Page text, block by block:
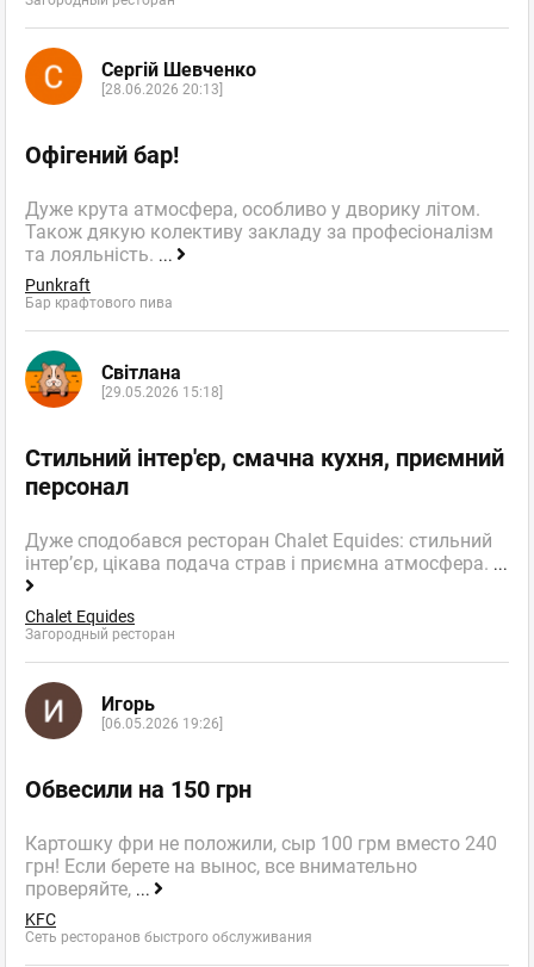
Сергій Шевченко
[28.06.2026 20:13]
Офігений бар!
Дуже крута атмосфера, особливо у дворику літом.
Також дякую колективу закладу за професіоналізм
та лояльність. ...
Punkraft
Бар крафтового пива
Світлана
[29.05.2026 15:18]
Стильний інтер'єр, смачна кухня, приємний
персонал
Дуже сподобався ресторан Chalet Equides: стильний
інтер’єр, цікава подача страв і приємна атмосфера. ...
Chalet Equides
Загородный ресторан
Игорь
[06.05.2026 19:26]
Обвесили на 150 грн
Картошку фри не положили, сыр 100 грм вместо 240
грн! Если берете на вынос, все внимательно
проверяйте, ...
KFC
Сеть ресторанов быстрого обслуживания